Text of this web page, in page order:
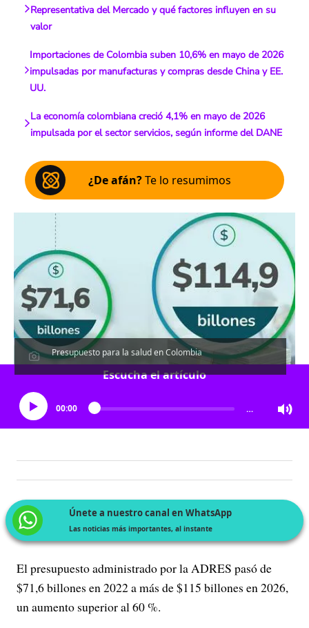
Representativa del Mercado y qué factores influyen en su
valor
Importaciones de Colombia suben 10,6% en mayo de 2026
impulsadas por manufacturas y compras desde China y EE.
UU.
La economía colombiana creció 4,1% en mayo de 2026
impulsada por el sector servicios, según informe del DANE
¿De afán?Te lo resumimos
Presupuesto para la salud en Colombia
Escucha el artículo
00:00 …
Únete a nuestro canal en WhatsApp
Las noticias más importantes, al instante
El presupuesto administrado por la ADRES pasó de
$71,6 billones en 2022 a más de $115 billones en 2026,
un aumento superior al 60 %.